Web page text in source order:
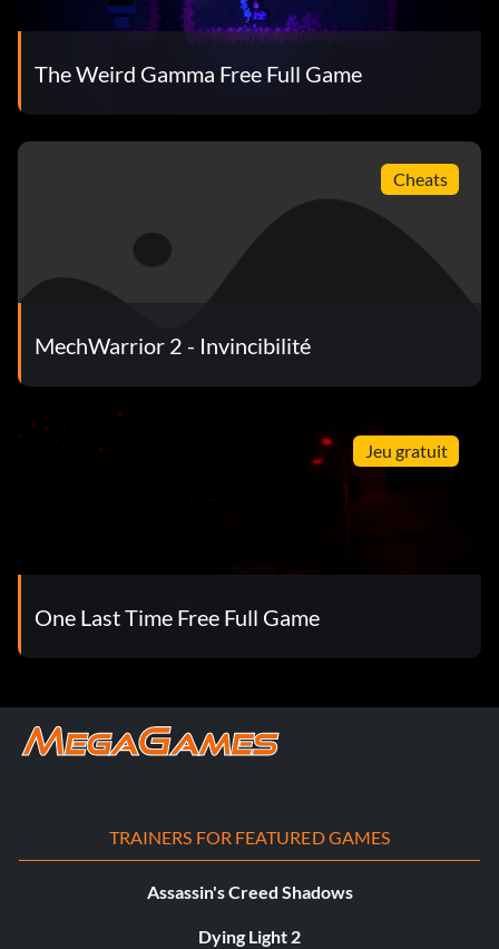
The Weird Gamma Free Full Game
Cheats
MechWarrior 2 - Invincibilité
Jeu gratuit
One Last Time Free Full Game
TRAINERS FOR FEATURED GAMES
Assassin's Creed Shadows
Dying Light 2